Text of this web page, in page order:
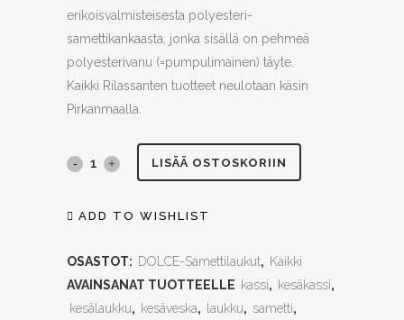
erikoisvalmisteisesta polyesteri-
samettikankaasta, jonka sisällä on pehmeä
polyesterivanu (=pumpulimainen) täyte.
Kaikki Rilassanten tuotteet neulotaan käsin
Pirkanmaalla.
Samettilaukku,
S
LISÄÄ OSTOSKORIIN
ADD TO WISHLIST
OSASTOT: DOLCE-Samettilaukut, Kaikki
AVAINSANAT TUOTTEELLE kassi, kesäkassi,
kesälaukku, kesäveska, laukku, sametti,